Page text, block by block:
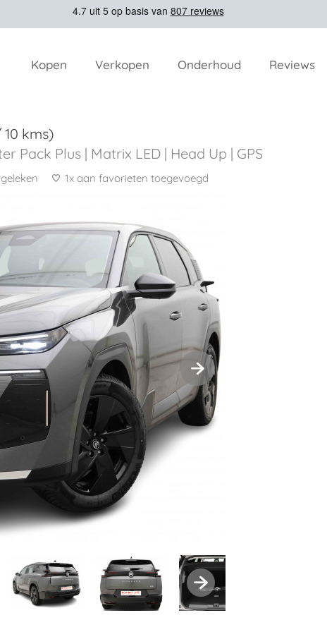
Kopen Verkopen Onderhoud Reviews
kms)
Pack Plus | Matrix LED | Head Up | GPS
1x aan favorieten toegevoegd